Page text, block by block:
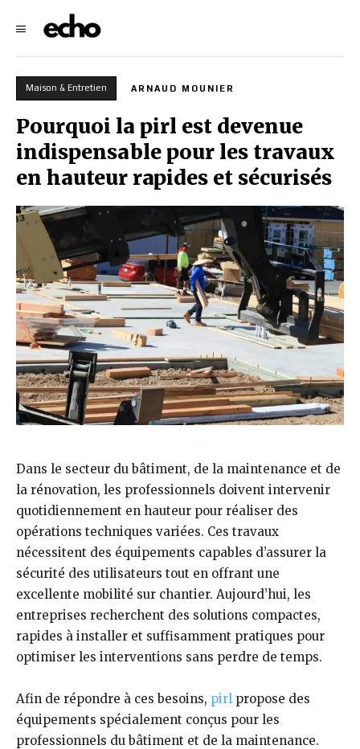
Maison & Entretien ARNAUD MOUNIER
Pourquoi la pirl est devenue
indispensable pour les travaux
en hauteur rapides et sécurisés
Dans le secteur du bâtiment, de la maintenance et de
la rénovation, les professionnels doivent intervenir
quotidiennement en hauteur pour réaliser des
opérations techniques variées. Ces travaux
nécessitent des équipements capables d’assurer la
sécurité des utilisateurs tout en offrant une
excellente mobilité sur chantier. Aujourd’hui, les
entreprises recherchent des solutions compactes,
rapides à installer et suffisamment pratiques pour
optimiser les interventions sans perdre de temps.
Afin de répondre à ces besoins, pirl propose des
équipements spécialement conçus pour les
professionnels du bâtiment et de la maintenance.